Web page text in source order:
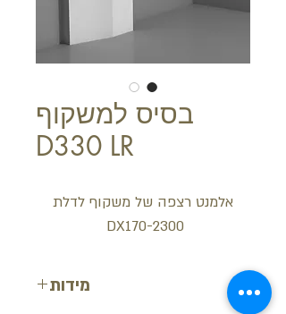
בסיס למשקוף
D330 LR
אלמנט רצפה של משקוף לדלת
DX170-2300
מידות